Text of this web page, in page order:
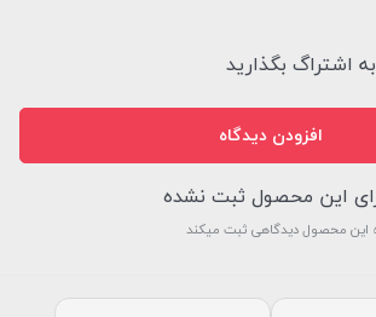
اشتراگ بگذارید
افزودن دیدگاه
این محصول ثبت نشده
این محصول دیدگاهی ثبت میکند